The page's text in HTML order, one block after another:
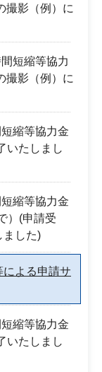
撮影（例）に
短縮等協力
撮影（例）に
縮等協力金
いたしまし
縮等協力金
）(申請受
ました)
よる申請サ
縮等協力金
いたしまし